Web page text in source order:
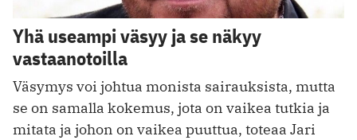
Yhä useampi väsyy ja se näkyy
vastaanotoilla
Väsymys voi johtua monista sairauksista, mutta
se on samalla kokemus, jota on vaikea tutkia ja
mitata ja johon on vaikea puuttua, toteaa Jari